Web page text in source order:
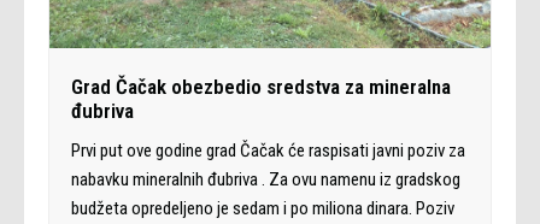
Grad Čačak obezbedio sredstva za mineralna
đubriva
Prvi put ove godine grad Čačak će raspisati javni poziv za
nabavku mineralnih đubriva . Za ovu namenu iz gradskog
budžeta opredeljeno je sedam i po miliona dinara. Poziv